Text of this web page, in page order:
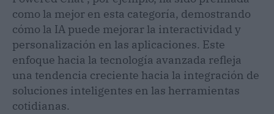
como la mejor en esta categoría, demostrando
cómo la IA puede mejorar la interactividad y
personalización en las aplicaciones​​. Este
enfoque hacia la tecnología avanzada refleja
una tendencia creciente hacia la integración de
soluciones inteligentes en las herramientas
cotidianas.